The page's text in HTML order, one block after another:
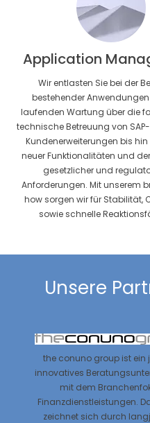
Application
Wir entlasten Sie bei der
bestehender
laufenden Wartung über die
technische Betreuung von
Kundenerweiterungen bis hin
neuer Funktionalitäten und
gesetzlicher und
Anforderungen. Mit unserem
how sorgen wir für Stabilität,
sowie schnelle
Unsere
the conuno group ist ein
innovatives
mit dem
Finanzdienstleistungen.
zeichnet sich durch